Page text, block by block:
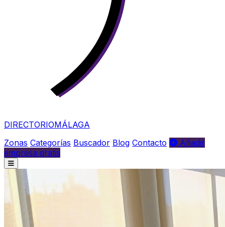
DIRECTORIOMÁLAGA
Zonas Categorías Buscador Blog Contacto
Añadir
empresa gratis